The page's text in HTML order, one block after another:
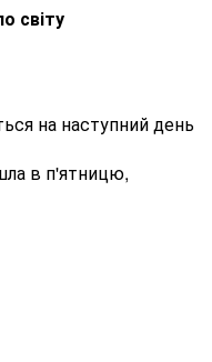
світу
на наступний день
в п'ятницю,